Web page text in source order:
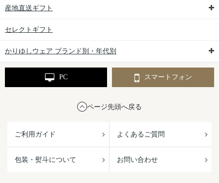
産地直送ギフト
セレクトギフト
かりゆしウェア ブランド別・年代別
PC スマートフォン
ページ先頭へ戻る
ご利用ガイド よくあるご質問
包装・熨斗について お問い合わせ